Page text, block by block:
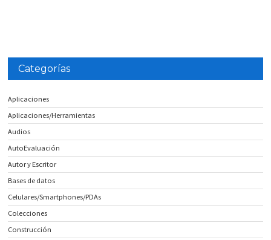
Categorías
Aplicaciones
Aplicaciones/Herramientas
Audios
AutoEvaluación
Autor y Escritor
Bases de datos
Celulares/Smartphones/PDAs
Colecciones
Construcción